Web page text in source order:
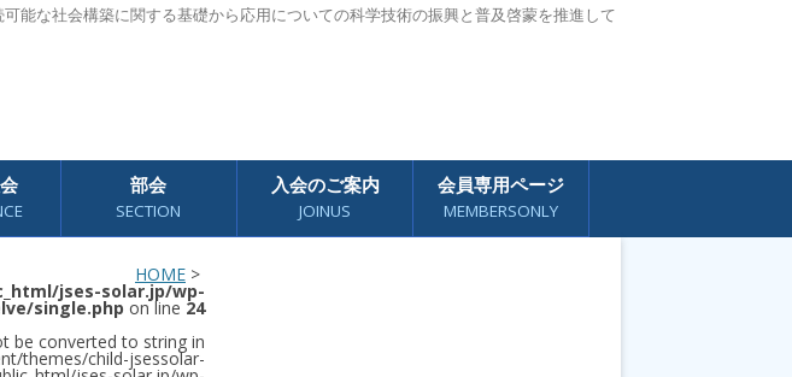
能な社会構築に関する基礎から応用についての科学技術の振興と普及啓蒙を推進して
部会
SECTION
入会のご案内
JOINUS
会員専用ページ
MEMBERSONLY
HOME >
jses-solar.jp/wp-
single.php on line 24
be converted to string in
themes/child-jsessolar-